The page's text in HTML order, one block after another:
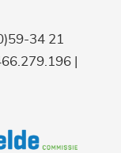
34 21
|